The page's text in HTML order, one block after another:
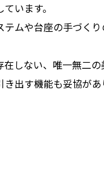
います。
ムや台座の手づく
在しない、唯一無二
き出す機能も妥協が